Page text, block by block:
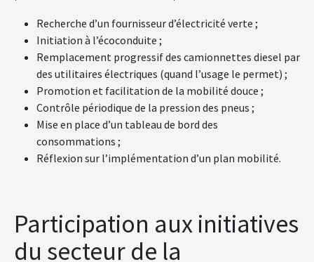
Recherche d’un fournisseur d’électricité verte ;
Initiation à l’écoconduite ;
Remplacement progressif des camionnettes diesel par
des utilitaires électriques (quand l’usage le permet) ;
Promotion et facilitation de la mobilité douce ;
Contrôle périodique de la pression des pneus ;
Mise en place d’un tableau de bord des
consommations ;
Réflexion sur l’implémentation d’un plan mobilité.
Participation aux initiatives
du secteur de la